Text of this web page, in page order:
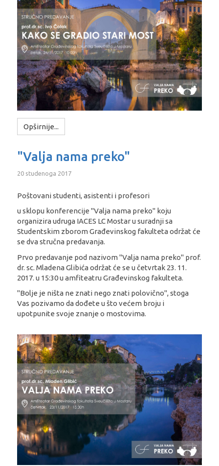
Opširnije...
"Valja nama preko"
20 studenoga 2017
Poštovani studenti, asistenti i profesori
u sklopu konferencije "Valja nama preko" koju
organizira udruga IACES LC Mostar u suradnji sa
Studentskim zborom Građevinskog fakulteta održat će
se dva stručna predavanja.
Prvo predavanje pod nazivom "Valja nama preko" prof.
dr. sc. Mladena Glibića održat će se u četvrtak 23. 11.
2017. u 15:30 u amfiteatru Građevinskog fakulteta.
"Bolje je ništa ne znati nego znati polovično", stoga
Vas pozivamo da dođete u što većem broju i
upotpunite svoje znanje o mostovima.